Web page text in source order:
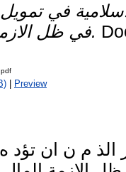
في
في ظل الازمة المالية العالمية.
الرسالة النهائية فريد.pdf
| Preview
م ن ان تؤد ه